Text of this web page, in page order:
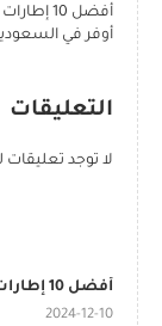
أوفر في
التعليقات
لا توجد
أفضل 10 إطارات سيارات لعام 2025
2024-12-10